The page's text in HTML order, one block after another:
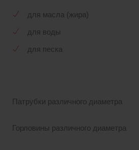
для масла (жира)
для воды
для песка
Патрубки различного диаметра
Горловины различного диаметра